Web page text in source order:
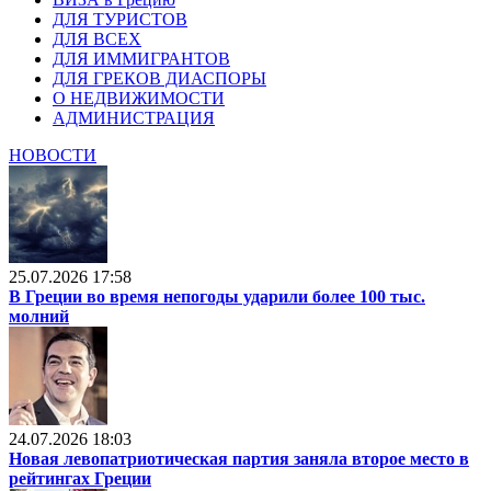
ДЛЯ ТУРИСТОВ
ДЛЯ ВСЕХ
ДЛЯ ИММИГРАНТОВ
ДЛЯ ГРЕКОВ ДИАСПОРЫ
О НЕДВИЖИМОСТИ
АДМИНИСТРАЦИЯ
НОВОСТИ
25.07.2026 17:58
В Греции во время непогоды ударили более 100 тыс.
молний
24.07.2026 18:03
Новая левопатриотическая партия заняла второе место в
рейтингах Греции